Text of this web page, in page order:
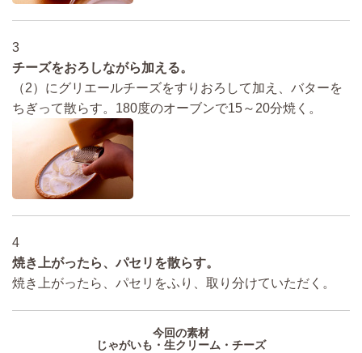
3
チーズをおろしながら加える。
（2）にグリエールチーズをすりおろして加え、バターを
ちぎって散らす。180度のオーブンで15～20分焼く。
4
焼き上がったら、パセリを散らす。
焼き上がったら、パセリをふり、取り分けていただく。
今回の素材
じゃがいも・生クリーム・チーズ